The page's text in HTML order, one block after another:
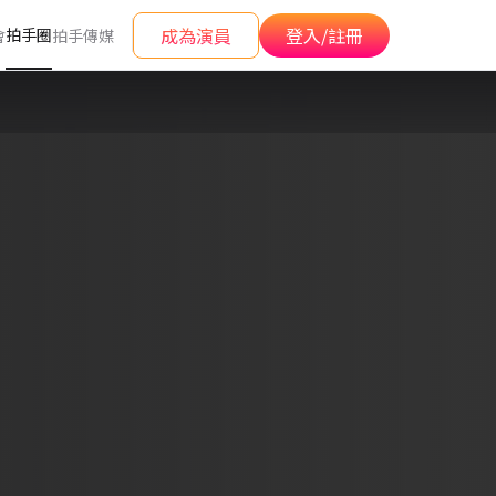
拍手圈拍手傳媒 成為演員 登入/註冊